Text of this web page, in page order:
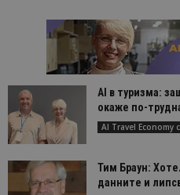
AI в туризма:
окаже по-
AI Travel Economy
Тим Браун:
данните и